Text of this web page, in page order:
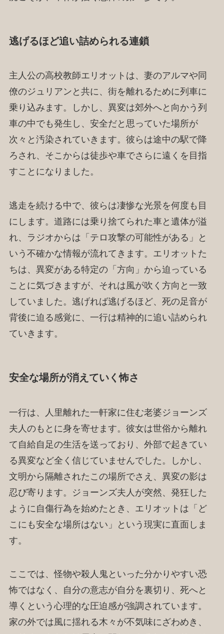
逃げるほど追い詰められる連鎖
主人公の高校教師エリオットは、妻のアルマや同
僚のジュリアンと共に、街を離れるために列車に
乗り込みます。しかし、異変は郊外へと向かう列
車の中でも発生し、安全だと思っていた場所が
次々と汚染されていきます。彼らは途中の駅で降
ろされ、そこからは徒歩や車でさらに遠くを目指
すことになりました。
逃走を続ける中で、彼らは凄惨な光景を何度も目
にします。道路には乗り捨てられた車と遺体が溢
れ、ラジオからは「テロ攻撃の可能性がある」と
いう不確かな情報が流れてきます。エリオットた
ちは、異変がある特定の「方向」から迫っている
ことに気づきますが、それは風が吹く方向と一致
していました。逃げれば逃げるほど、死の足音が
背後に迫る感覚に、一行は精神的に追い詰められ
ていきます。
安全な場所が消えていく怖さ
一行は、人里離れた一軒家に住む老婆ジョーンズ
夫人のもとに身を寄せます。彼女は世俗から離れ
て自給自足の生活を送っており、外部で起きてい
る異変など全く信じていませんでした。しかし、
文明から隔離されたこの場所でさえ、異変の影は
忍び寄ります。ジョーンズ夫人が突然、発狂した
ように自傷行為を始めたとき、エリオットは「ど
こにも安全な場所はない」という現実に直面しま
す。
ここでは、怪物や殺人鬼といった分かりやすい恐
怖ではなく、自分の意志が自分を裏切り、死へと
導くという心理的な圧迫感が強調されています。
家の外では風に揺れる木々が不気味にざわめき、